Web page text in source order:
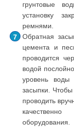
грунтовые
установку
ремнями.
Обратная
цемента и
проводится
водой
уровень
засыпки. Чтобы
проводить
оборудования.